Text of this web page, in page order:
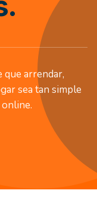
que arrendar,
sea tan simple